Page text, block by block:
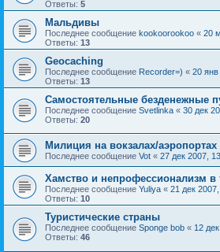
Ответы: 5
Мальдивы
Последнее сообщение kookoorookoo « 20
Ответы: 13
Geocaching
Последнее сообщение Recorder=) « 20
Ответы: 13
Самостоятельные безденежные
Последнее сообщение Svetlinka « 30 дек
Ответы: 20
Милиция на вокзалах/аэропортах
Последнее сообщение Vot « 27 дек 2007,
Хамство и непрофессионализм в
Последнее сообщение Yuliya « 21 дек 2007,
Ответы: 10
Туристические страны
Последнее сообщение Sponge bob « 12
Ответы: 46